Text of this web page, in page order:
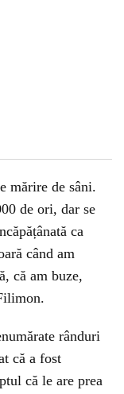
mărire de sâni.
de ori, dar se
ca
când am
că am buze,
rânduri
că a fost
că le are prea